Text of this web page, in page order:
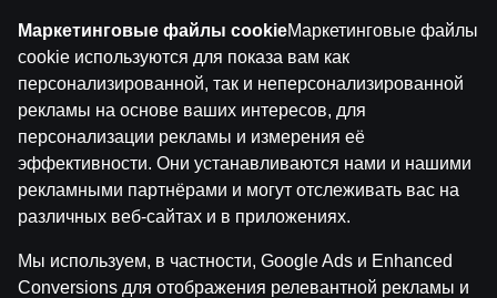
Лицензиат: SIA Viensviens, Dzirnavu iela 39-8, LV-1010
Rīga.
Номер лицензии: A-67, TI-04.
Лицензиар:Izložu un Azartspēļu Uzraudzības
Inspekcija (IAUI).
Маркетинговые файлы cookieМаркетинговые файлы
cookie используются для показа вам как
персонализированной, так и неперсонализированной
рекламы на основе ваших интересов, для
персонализации рекламы и измерения её
эффективности. Они устанавливаются нами и нашими
рекламными партнёрами и могут отслеживать вас на
различных веб-сайтах и в приложениях.
Мы используем, в частности, Google Ads и Enhanced
Conversions для отображения релевантной рекламы и